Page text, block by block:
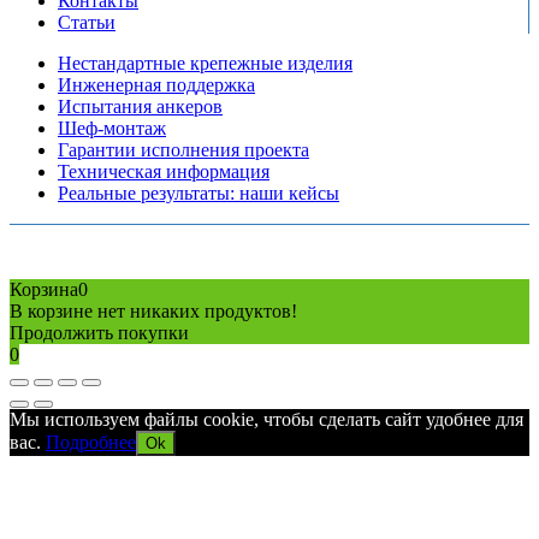
Статьи
Нестандартные крепежные изделия
Инженерная поддержка
Испытания анкеров
Шеф-монтаж
Гарантии исполнения проекта
Техническая информация
Реальные результаты: наши кейсы
Корзина0
В корзине нет никаких продуктов!
Продолжить покупки
0
Мы используем файлы cookie, чтобы сделать сайт удобнее для
вас. Подробнее Ok